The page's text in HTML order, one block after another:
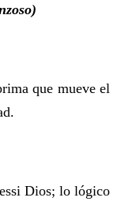
que mueve el
Dios; lo lógico